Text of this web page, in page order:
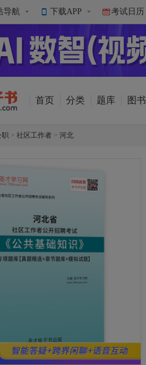
导航 下载APP 考试日历
首页 分类 题库 图书
职 > 社区工作者 > 河北